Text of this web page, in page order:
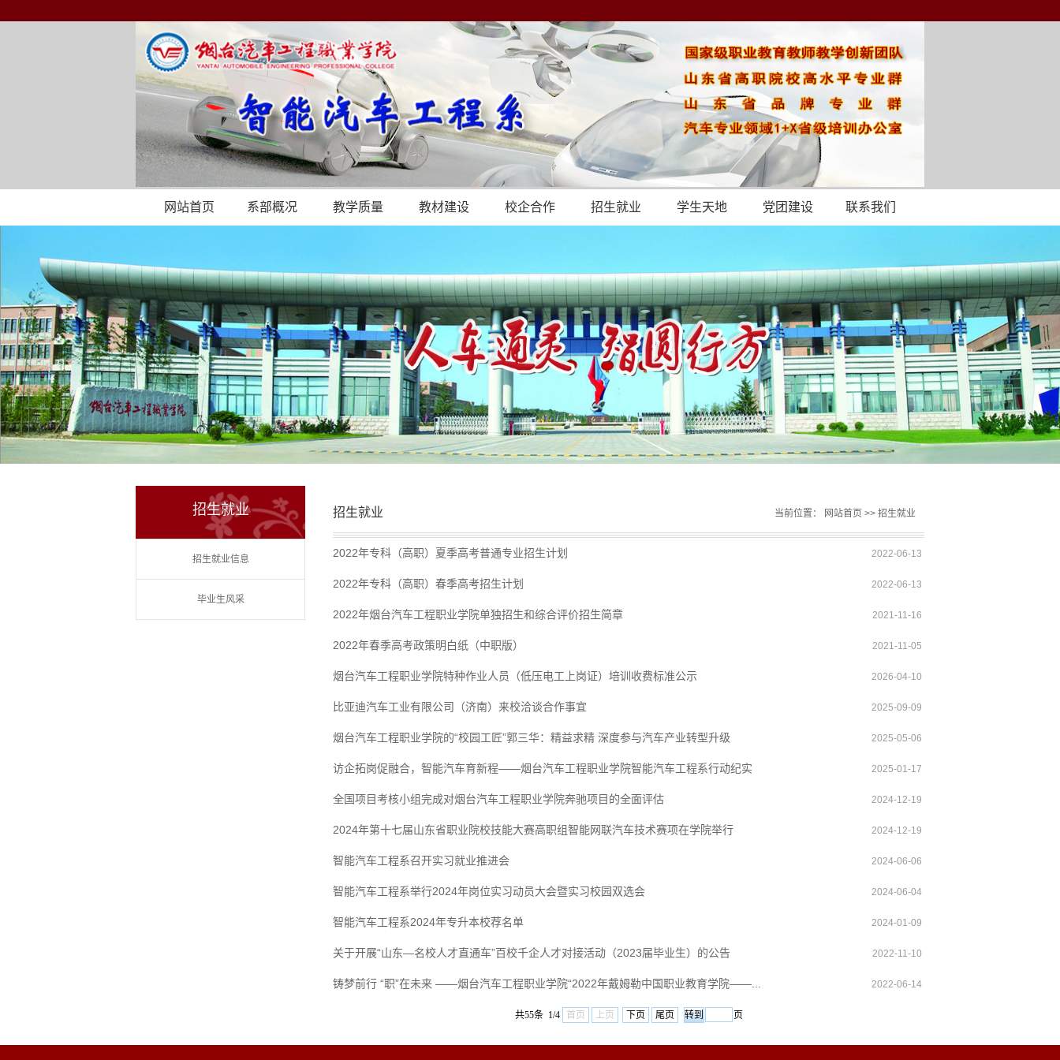
网站首页 系部概况 教学质量 教材建设 校企合作 招生就业 学生天地 党团建设 联系我们
招生就业
招生就业信息
毕业生风采
招生就业 当前位置： 网站首页 >> 招生就业
2022年专科（高职）夏季高考普通专业招生计划 2022-06-13
2022年专科（高职）春季高考招生计划 2022-06-13
2022年烟台汽车工程职业学院单独招生和综合评价招生简章 2021-11-16
2022年春季高考政策明白纸（中职版） 2021-11-05
烟台汽车工程职业学院特种作业人员（低压电工上岗证）培训收费标准公示 2026-04-10
比亚迪汽车工业有限公司（济南）来校洽谈合作事宜 2025-09-09
烟台汽车工程职业学院的“校园工匠”郭三华：精益求精 深度参与汽车产业转型升级 2025-05-06
访企拓岗促融合，智能汽车育新程——烟台汽车工程职业学院智能汽车工程系行动纪实 2025-01-17
全国项目考核小组完成对烟台汽车工程职业学院奔驰项目的全面评估 2024-12-19
2024年第十七届山东省职业院校技能大赛高职组智能网联汽车技术赛项在学院举行 2024-12-19
智能汽车工程系召开实习就业推进会 2024-06-06
智能汽车工程系举行2024年岗位实习动员大会暨实习校园双选会 2024-06-04
智能汽车工程系2024年专升本校荐名单 2024-01-09
关于开展“山东—名校人才直通车”百校千企人才对接活动（2023届毕业生）的公告 2022-11-10
铸梦前行 “职”在未来 ——烟台汽车工程职业学院“2022年戴姆勒中国职业教育学院——... 2022-06-14
共55条 1/4 首页 上页 下页 尾页 页